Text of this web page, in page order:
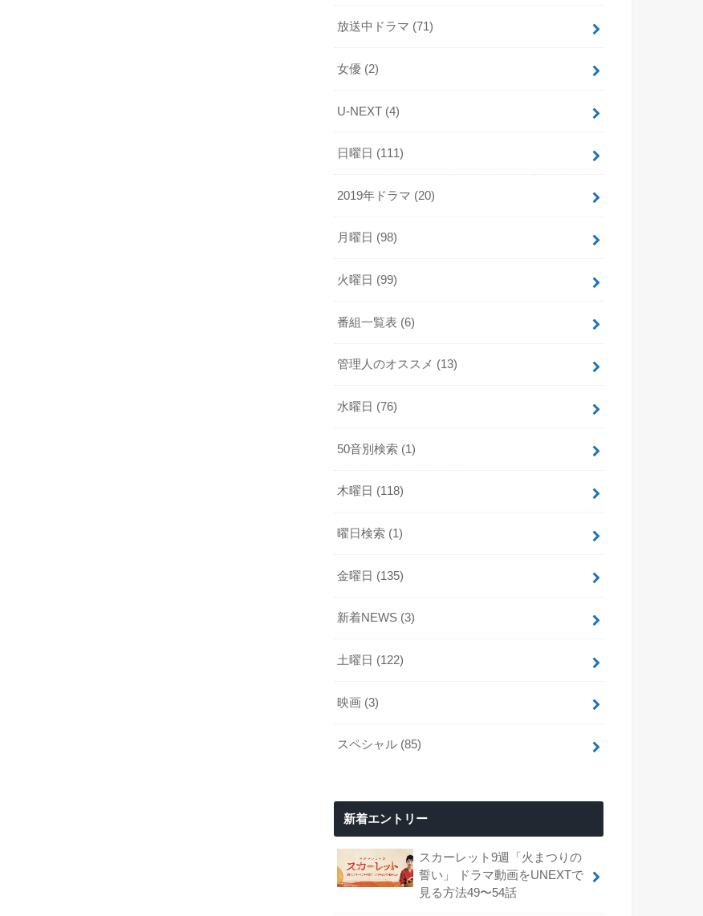
放送中ドラマ (71)
女優 (2)
U-NEXT (4)
日曜日 (111)
2019年ドラマ (20)
月曜日 (98)
火曜日 (99)
番組一覧表 (6)
管理人のオススメ (13)
水曜日 (76)
50音別検索 (1)
木曜日 (118)
曜日検索 (1)
金曜日 (135)
新着NEWS (3)
土曜日 (122)
映画 (3)
スペシャル (85)
新着エントリー
スカーレット9週「火まつりの
誓い」 ドラマ動画をUNEXTで
見る方法49〜54話